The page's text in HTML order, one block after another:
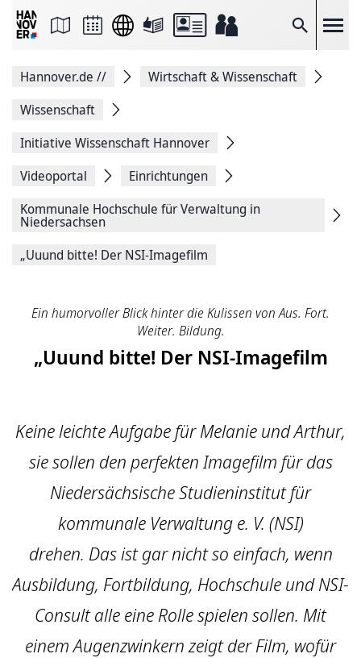
Suche
Seite
Facebook
teilen
Seitenlink
Seite
Hannover.de //
Wirtschaft & Wissenschaft
Wissenschaft
Initiative Wissenschaft Hannover
Videoportal
Einrichtungen
Kommunale Hochschule für Verwaltung in
Niedersachsen
„Uuund bitte! Der NSI-Imagefilm
Ein humorvoller Blick hinter die Kulissen von Aus. Fort.
Weiter. Bildung.
„Uuund bitte! Der NSI-Imagefilm
Keine leichte Aufgabe für Melanie und Arthur,
sie sollen den perfekten Imagefilm für das
Niedersächsische Studieninstitut für
kommunale Verwaltung e. V. (NSI)
drehen. Das ist gar nicht so einfach, wenn
Ausbildung, Fortbildung, Hochschule und NSI-
Consult alle eine Rolle spielen sollen. Mit
einem Augenzwinkern zeigt der Film, wofür